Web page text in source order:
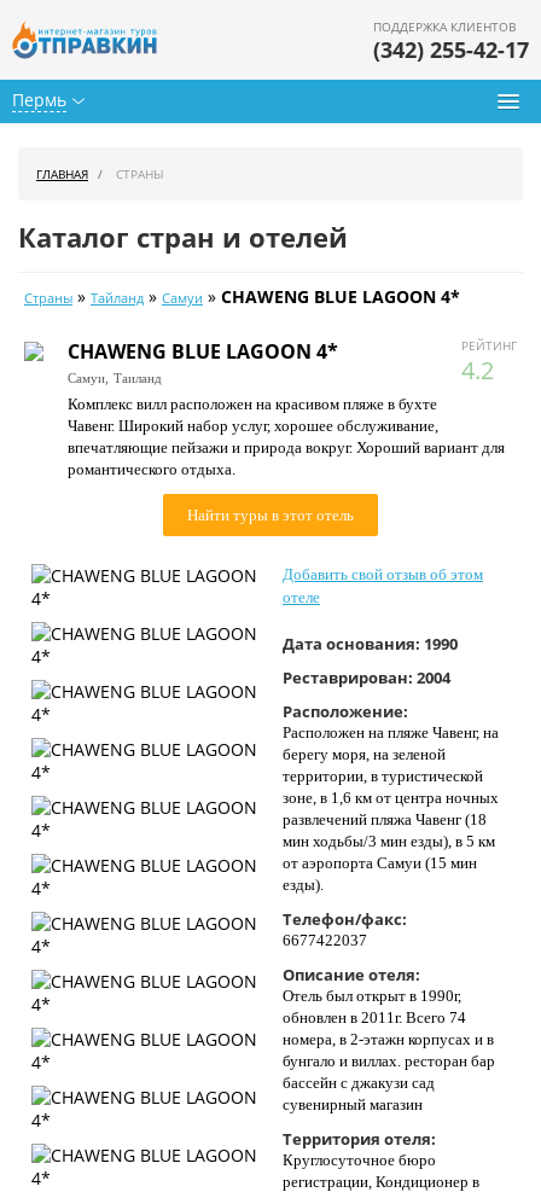
Пермь
ПОДДЕРЖКА КЛИЕНТОВ
(342) 255-42-17
Календарь туров
Цены дня
Страны
Как купить
Контакты
ГЛАВНАЯ СТРАНЫ
Каталог стран и отелей
Страны » Тайланд » Самуи » CHAWENG BLUE LAGOON 4*
РЕЙТИНГ
4.2
CHAWENG BLUE LAGOON 4*
Самуи, Таиланд
Комплекс вилл расположен на красивом пляже в бухте
Чавенг. Широкий набор услуг, хорошее обслуживание,
впечатляющие пейзажи и природа вокруг. Хороший вариант для
романтического отдыха.
Найти туры в этот отель
Добавить свой отзыв об этом
отеле
Дата основания: 1990
Реставрирован: 2004
Расположение:
Расположен на пляже Чавенг, на
берегу моря, на зеленой
территории, в туристической
зоне, в 1,6 км от центра ночных
развлечений пляжа Чавенг (18
мин ходьбы/3 мин езды), в 5 км
от аэропорта Самуи (15 мин
езды).
Телефон/факс:
6677422037
Описание отеля:
Отель был открыт в 1990г,
обновлен в 2011г. Всего 74
номера, в 2-этажн корпусах и в
бунгало и виллах. ресторан бар
бассейн с джакузи сад
сувенирный магазин
Территория отеля:
Круглосуточное бюро
регистрации, Кондиционер в